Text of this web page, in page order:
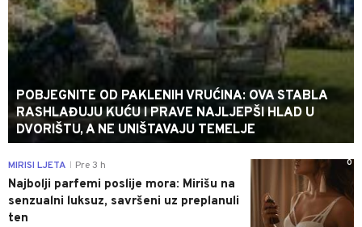
POBJEGNITE OD PAKLENIH VRUĆINA: OVA STABLA
RASHLAĐUJU KUĆU I PRAVE NAJLJEPŠI HLAD U
DVORIŠTU, A NE UNIŠTAVAJU TEMELJE
0
MIRISI LJETA Pre 3 h
Najbolji parfemi poslije mora: Mirišu na
senzualni luksuz, savršeni uz preplanuli
ten